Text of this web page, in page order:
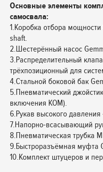
Основные элементы
самосвала:
1.Коробка отбора
shaft.
2.Шестерённый насос
3.Распределительный
трёхпозиционный для
4.Стальной боковой бак
5.Пневматический
включения КОМ).
6.Рукав высокого
7.Напорно-всасывающий
8.Пневматическая трубка
9.Быстроразъёмная муфта
10.Комплект штуцеров и